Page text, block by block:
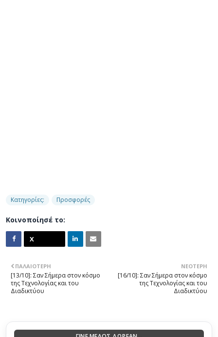
Κατηγορίες: Προσφορές
Κοινοποίησέ το:
ΝΕΌΤΕΡΗ
[16/10]: Σαν Σήμερα στον κόσμο
της Τεχνολογίας και του
Διαδικτύου
ΠΑΛΑΙΌΤΕΡΗ
[13/10]: Σαν Σήμερα στον κόσμο
της Τεχνολογίας και του
Διαδικτύου